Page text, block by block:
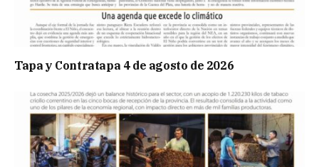
Tapa y Contratapa 4 de agosto de 2026